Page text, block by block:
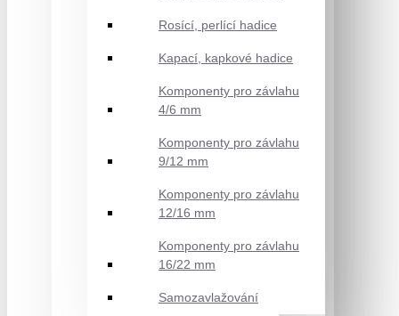
Rosící, perlící hadice
Kapací, kapkové hadice
Komponenty pro závlahu
4/6 mm
Komponenty pro závlahu
9/12 mm
Komponenty pro závlahu
12/16 mm
Komponenty pro závlahu
16/22 mm
Samozavlažování